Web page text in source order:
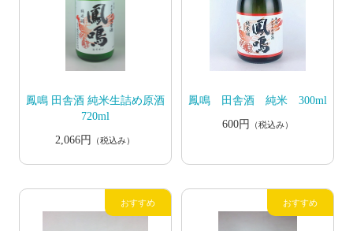
鳳鳴 田舎酒 純米生詰め原酒
720ml
2,066円
（税込み）
鳳鳴 田舎酒 純米 300ml
600円
（税込み）